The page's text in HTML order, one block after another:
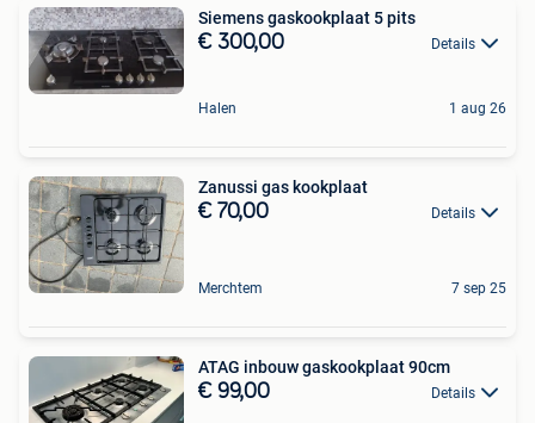
Siemens gaskookplaat 5 pits
€ 300,00 Details
Halen 1 aug 26
Zanussi gas kookplaat
€ 70,00 Details
Merchtem 7 sep 25
ATAG inbouw gaskookplaat 90cm
€ 99,00 Details